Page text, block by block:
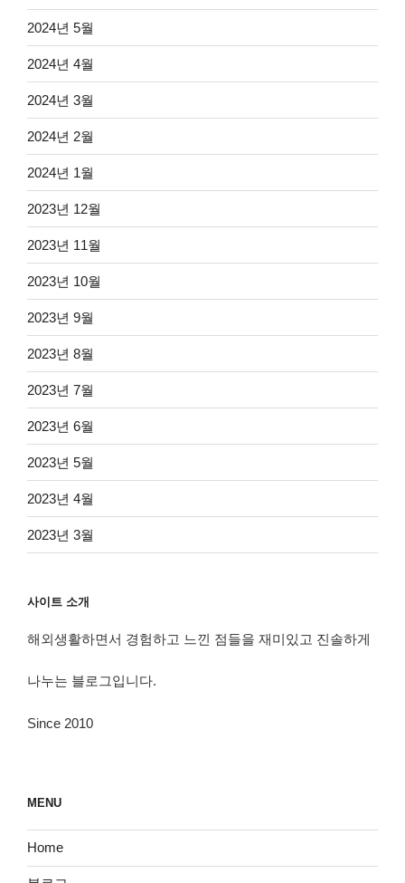
2024년 5월
2024년 4월
2024년 3월
2024년 2월
2024년 1월
2023년 12월
2023년 11월
2023년 10월
2023년 9월
2023년 8월
2023년 7월
2023년 6월
2023년 5월
2023년 4월
2023년 3월
사이트 소개
해외생활하면서 경험하고 느낀 점들을 재미있고 진솔하게
나누는 블로그입니다.
Since 2010
MENU
Home